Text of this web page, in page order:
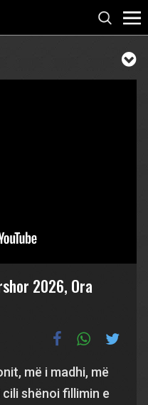
2026, Ora
më i madhi, më
shënoi fillimin e